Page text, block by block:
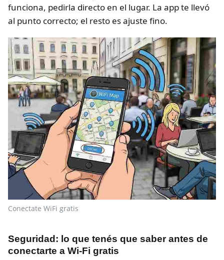
funciona, pedirla directo en el lugar. La app te llevó
al punto correcto; el resto es ajuste fino.
Conectate WiFi gratis
Seguridad: lo que tenés que saber antes de
conectarte a Wi-Fi gratis